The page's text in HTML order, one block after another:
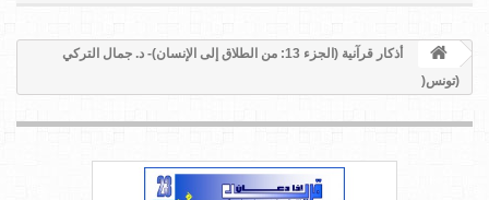
أذكار قرآنية (الجزء 13: من الطلاق إلى الإنسان)- د. جمال التركي
(تونس(